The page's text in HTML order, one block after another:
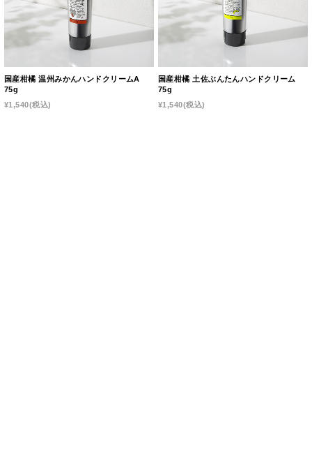
国産柑橘 温州みかんハンドクリームA
75g
¥1,540(税込)
国産柑橘 土佐ぶんたんハンドクリーム
75g
¥1,540(税込)